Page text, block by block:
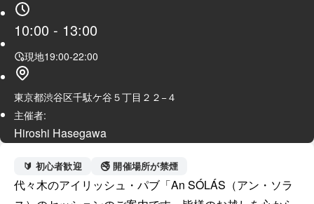
10:00 - 13:00
現地19:00-22:00
東京都渋谷区千駄ケ谷５丁目２２−４
主催者:
Hiroshi Hasegawa
🔰 初心者歓迎 🚭 開催場所が禁煙
代々木のアイリッシュ・パブ「An SÓLÁS（アン・ソラ